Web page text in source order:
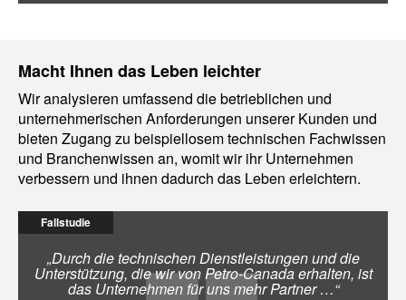
Macht Ihnen das Leben leichter
Wir analysieren umfassend die betrieblichen und
unternehmerischen Anforderungen unserer Kunden und
bieten Zugang zu beispiellosem technischen Fachwissen
und Branchenwissen an, womit wir ihr Unternehmen
verbessern und ihnen dadurch das Leben erleichtern.
Fallstudie
„Durch die technischen Dienstleistungen und die
Unterstützung, die wir von Petro-Canada erhalten, ist
das Unternehmen für uns mehr Partner …“